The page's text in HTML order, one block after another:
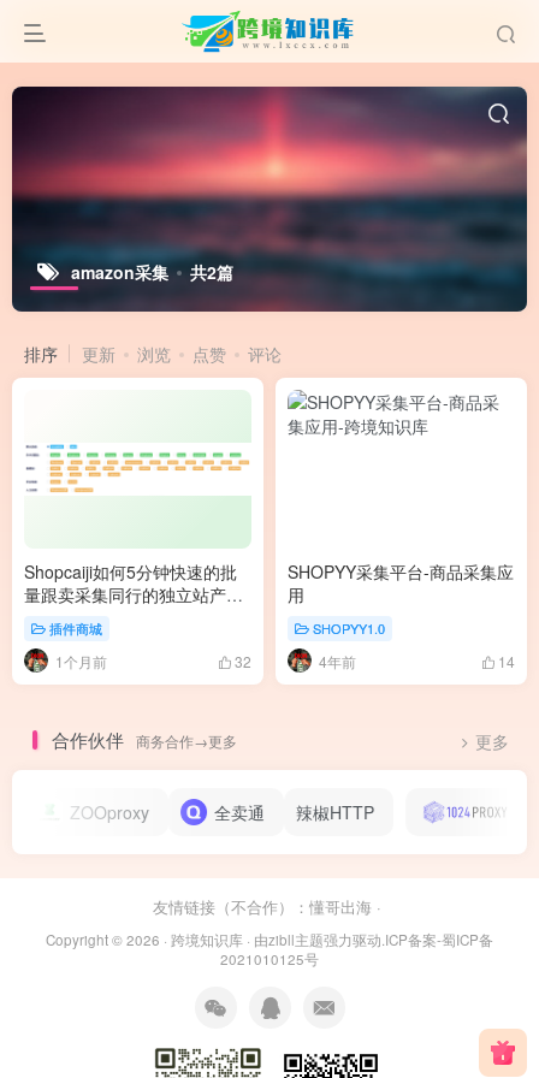
amazon采集 共2篇
排序 更新 浏览 点赞 评论
Shopcaiji如何5分钟快速的批
量跟卖采集同行的独立站产
品？插件商城
1个月前 32
SHOPYY采集平台-商品采集应
用
SHOPYY1.0
4年前 14
合作伙伴 商务合作→更多 更多
ZOOproxy 全卖通 辣椒HTTP
友情链接（不合作）： 懂哥出海 ·
Copyright © 2026 · 跨境知识库 · 由zibll主题强力驱动.ICP备案-蜀ICP备
2021010125号